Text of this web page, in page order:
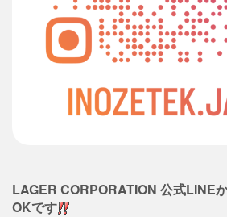
LAGER CORPORATION 公式LINE
OKです